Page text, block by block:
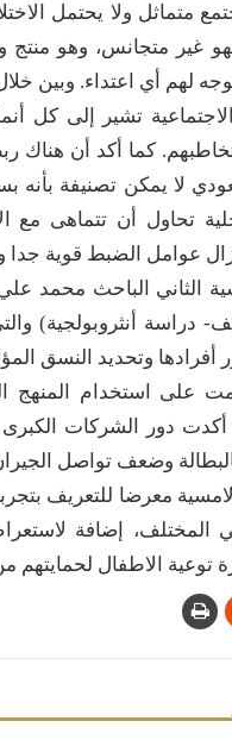
متماثل ولا يحتمل
غير متجانس، وهو منتج
لهم أي اعتداء. وبين خلال
الاجتماعية تشير إلى كل
كما أكد أن هناك
لا يمكن تصنيفة بأنه
تحاول أن تتماهى مع
تزال عوامل الضبط قوية
الثاني الباحث محمد
أنثروبولجية)
أفرادها وتحديد النسق
على استخدام المنهج
دور الشركات الكبرى
وضعف تواصل
معرضا للتعريف بتجربة
المختلف، إضافة
الاطفال لحمايتهم من